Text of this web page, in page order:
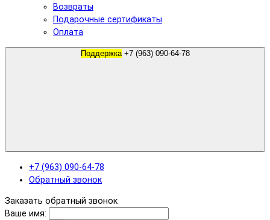
Возвраты
Подарочные сертификаты
Оплата
Поддержка +7 (963) 090-64-78
+7 (963) 090-64-78
Обратный звонок
Заказать обратный звонок
Ваше имя: